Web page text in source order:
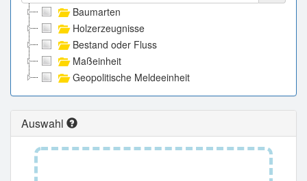
Baumarten
Holzerzeugnisse
Bestand oder Fluss
Maßeinheit
Geopolitische Meldeeinheit
Auswahl